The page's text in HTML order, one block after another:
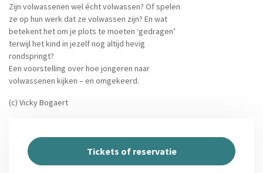
Zijn volwassenen wel écht volwassen? Of spelen
ze op hun werk dat ze volwassen zijn? En wat
betekent het om je plots te moeten ‘gedragen’
terwijl het kind in jezelf nog altijd hevig
rondspringt?
Een voorstelling over hoe jongeren naar
volwassenen kijken – en omgekeerd.
(c) Vicky Bogaert
Tickets of reservatie